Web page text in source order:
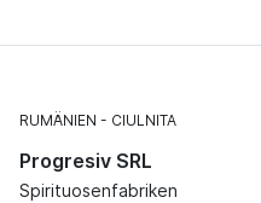
RUMÄNIEN CIULNITA
Progresiv SRL
Spirituosenfabriken